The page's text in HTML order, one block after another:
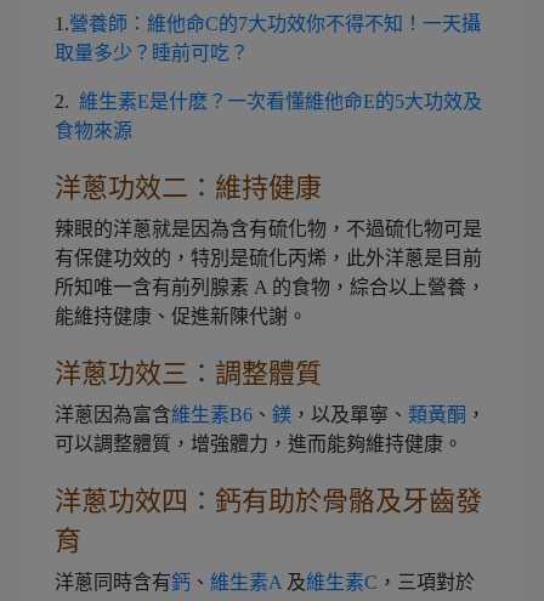
1.營養師：維他命C的7大功效你不得不知！一天攝
取量多少？睡前可吃？
2. 維生素E是什麽？一次看懂維他命E的5大功效及
食物來源
洋蔥功效二：維持健康
辣眼的洋蔥就是因為含有硫化物，不過硫化物可是
有保健功效的，特別是硫化丙烯，此外洋蔥是目前
所知唯一含有前列腺素 A 的食物，綜合以上營養，
能維持健康、促進新陳代謝。
洋蔥功效三：調整體質
洋蔥因為富含維生素B6 、 鎂 ，以及單寧、 類黃酮 ，
可以調整體質，增強體力，進而能夠維持健康。
洋蔥功效四：鈣有助於骨骼及牙齒發
育
洋蔥同時含有鈣 、 維生素A 及維生素C ，三項對於